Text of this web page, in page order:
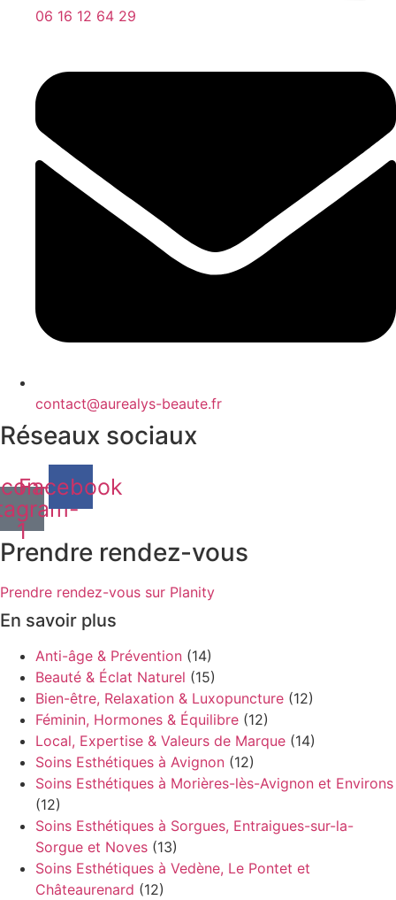
06 16 12 64 29
contact@aurealys-beaute.fr
Réseaux sociaux
1
Facebook
Prendre rendez-vous
Prendre rendez-vous sur Planity
En savoir plus
Anti-âge & Prévention (14)
Beauté & Éclat Naturel (15)
Bien-être, Relaxation & Luxopuncture (12)
Féminin, Hormones & Équilibre (12)
Local, Expertise & Valeurs de Marque (14)
Soins Esthétiques à Avignon (12)
Soins Esthétiques à Morières-lès-Avignon et Environs
(12)
Soins Esthétiques à Sorgues, Entraigues-sur-la-
Sorgue et Noves (13)
Soins Esthétiques à Vedène, Le Pontet et
Châteaurenard (12)